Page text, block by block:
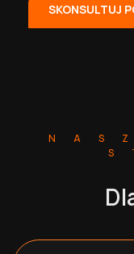
SKONSULTUJ